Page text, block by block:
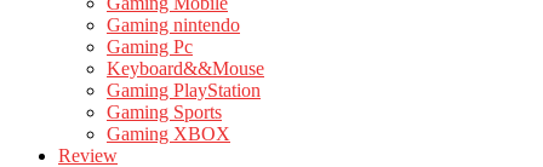
Gaming nintendo
Gaming Pc
Keyboard&&Mouse
Gaming PlayStation
Gaming Sports
Gaming XBOX
Review